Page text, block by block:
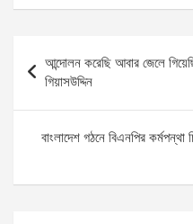
ce
o
o
k
ail at
A
p
p
n
g
er
navigation
আন্দোলন করেছি আবার জেলে
গিয়াসউদ্দিন
বাংলাদেশ গঠনে বিএনপির কর্মপন্থা